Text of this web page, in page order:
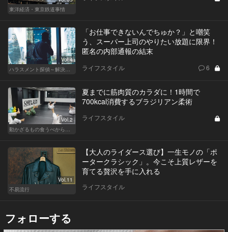
東洋経済・東京鉄道事情
Vol.4
ハラスメント探偵～解決編～
「お仕事できないんでちゅか？」と嘲笑
う、スーパー上司のやりたい放題に限界！
匿名の内部通報の結末
ライフスタイル 6
Vol.2
動かざるもの食うべからず！食べるの大好き編集部員のダイエット体験記
夏までに筋肉質のカラダに！1時間で
700kcal消費するブラジリアン柔術
ライフスタイル
Vol.11
不易流行
【大人のライダース選び】一生モノの「ポ
ータークラシック」。今こそ上質レザーを
育てる贅沢を手に入れる
ライフスタイル
フォローする